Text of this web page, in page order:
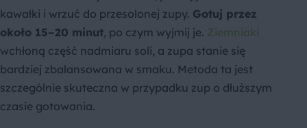
kawałki i wrzuć do przesolonej zupy. Gotuj przez
około 15–20 minut, po czym wyjmij je. Ziemniaki
wchłoną część nadmiaru soli, a zupa stanie się
bardziej zbalansowana w smaku. Metoda ta jest
szczególnie skuteczna w przypadku zup o dłuższym
czasie gotowania.